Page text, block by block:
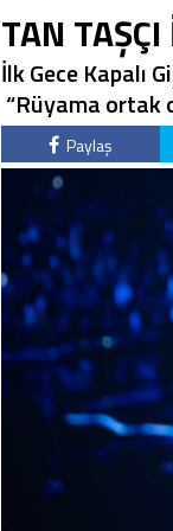
TAN
İlk Gece Kapalı
“Rüyama ortak
Paylaş